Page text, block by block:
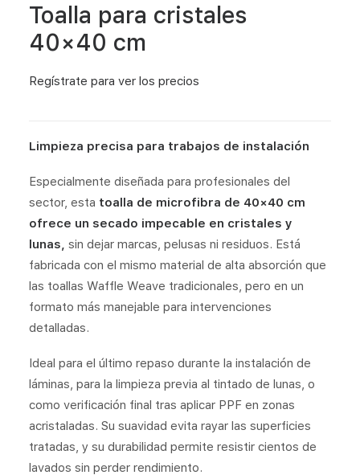
Toalla para cristales
40×40 cm
Regístrate para ver los precios
Limpieza precisa para trabajos de instalación
Especialmente diseñada para profesionales del
sector, esta toalla de microfibra de 40×40 cm
ofrece un secado impecable en cristales y
lunas, sin dejar marcas, pelusas ni residuos. Está
fabricada con el mismo material de alta absorción que
las toallas Waffle Weave tradicionales, pero en un
formato más manejable para intervenciones
detalladas.
Ideal para el último repaso durante la instalación de
láminas, para la limpieza previa al tintado de lunas, o
como verificación final tras aplicar PPF en zonas
acristaladas. Su suavidad evita rayar las superficies
tratadas, y su durabilidad permite resistir cientos de
lavados sin perder rendimiento.